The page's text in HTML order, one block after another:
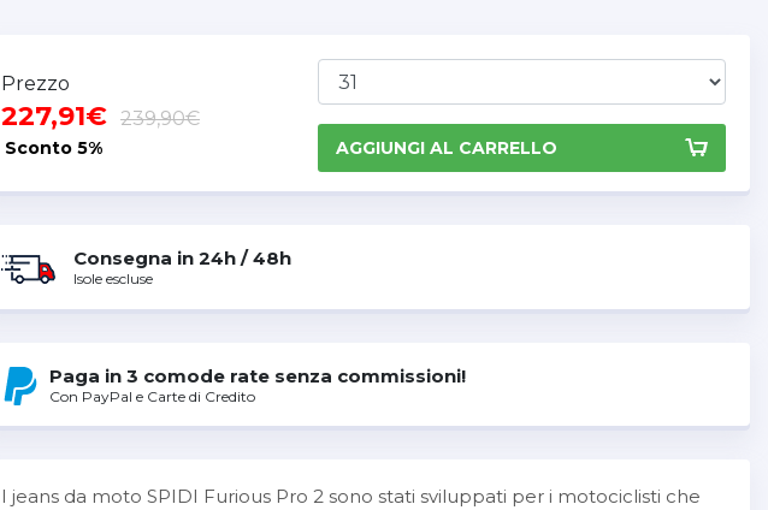
Prezzo
227,91€ 239,90€
Sconto 5% AGGIUNGI AL CARRELLO
Consegna in 24h / 48h
Isole escluse
Paga in 3 comode rate senza commissioni!
Con PayPal e Carte di Credito
I jeans da moto SPIDI Furious Pro 2 sono stati sviluppati per i motociclisti che